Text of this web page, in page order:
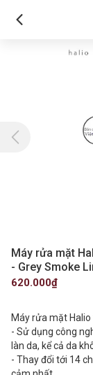
Máy rửa mặt
- Grey Smoke
620.000₫
Máy rửa mặt
- Sử dụng công
làn da, kể cả da
- Thay đổi tới 14